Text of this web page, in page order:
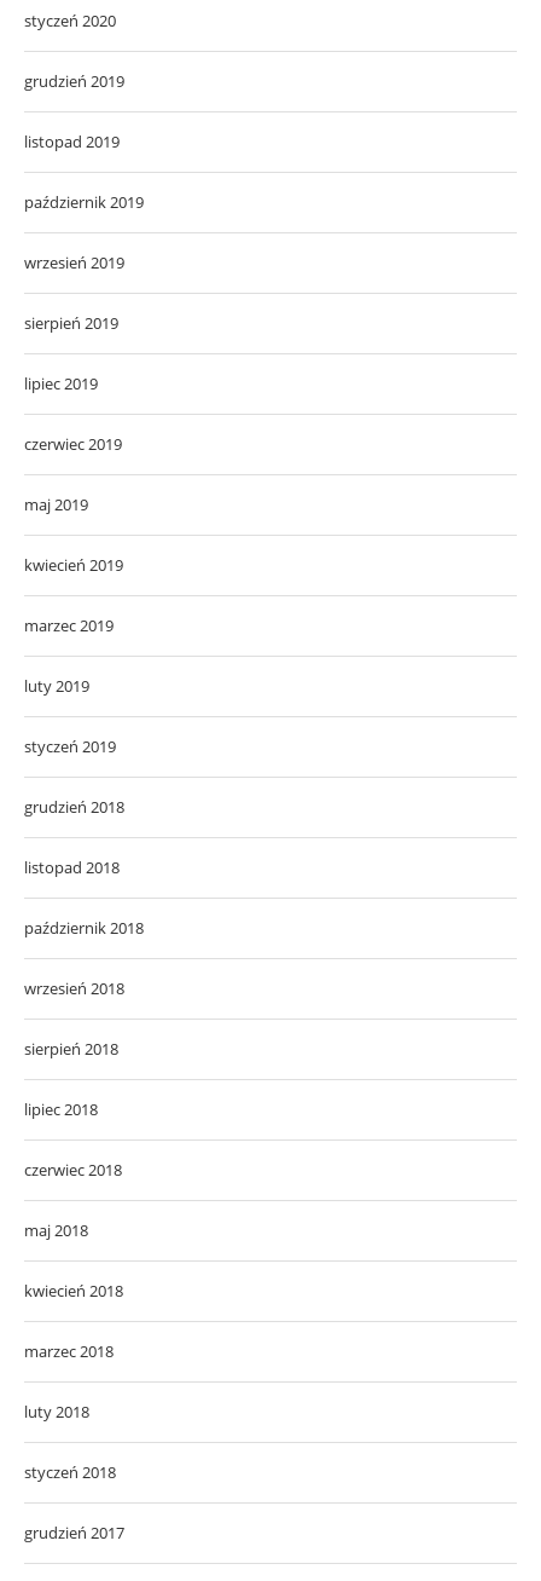
styczeń 2020
grudzień 2019
listopad 2019
październik 2019
wrzesień 2019
sierpień 2019
lipiec 2019
czerwiec 2019
maj 2019
kwiecień 2019
marzec 2019
luty 2019
styczeń 2019
grudzień 2018
listopad 2018
październik 2018
wrzesień 2018
sierpień 2018
lipiec 2018
czerwiec 2018
maj 2018
kwiecień 2018
marzec 2018
luty 2018
styczeń 2018
grudzień 2017